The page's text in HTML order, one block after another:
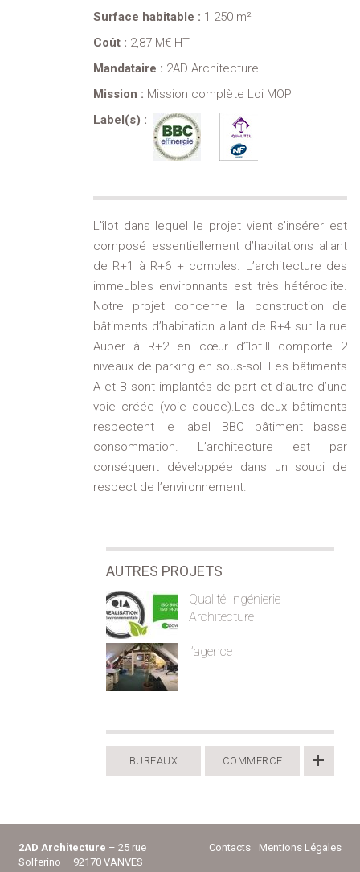
Surface habitable : 1 250 m²
Coût : 2,87 M€ HT
Mandataire : 2AD Architecture
Mission : Mission complète Loi MOP
Label(s) :
L’îlot dans lequel le projet vient s’insérer est
composé essentiellement d’habitations allant
de R+1 à R+6 + combles. L’architecture des
immeubles environnants est très hétéroclite.
Notre projet concerne la construction de
bâtiments d’habitation allant de R+4 sur la rue
Auber à R+2 en cœur d’îlot.Il comporte 2
niveaux de parking en sous-sol. Les bâtiments
A et B sont implantés de part et d’autre d’une
voie créée (voie douce).Les deux bâtiments
respectent le label BBC bâtiment basse
consommation. L’architecture est par
conséquent développée dans un souci de
respect de l’environnement.
AUTRES PROJETS
Qualité Ingénierie
Architecture
l’agence
BUREAUX COMMERCE
Contacts Mentions Légales
2AD Architecture – 25 rue
Solferino – 92170 VANVES –